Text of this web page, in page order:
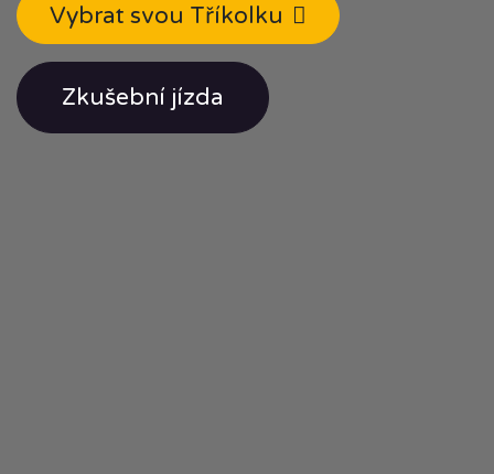
Vybrat svou Tříkolku
Zkušební jízda